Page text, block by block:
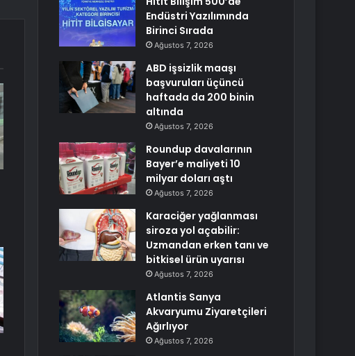
Endüstri Yazılımında
Birinci Sırada
Ağustos 7, 2026
ABD işsizlik maaşı
başvuruları üçüncü
haftada da 200 binin
altında
Ağustos 7, 2026
Roundup davalarının
Bayer’e maliyeti 10
milyar doları aştı
Ağustos 7, 2026
Karaciğer yağlanması
siroza yol açabilir:
Uzmandan erken tanı ve
bitkisel ürün uyarısı
Ağustos 7, 2026
Atlantis Sanya
Akvaryumu Ziyaretçileri
Ağırlıyor
Ağustos 7, 2026